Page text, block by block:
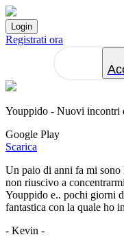
Registrati ora
Youppido - Nuovi incontri
Google Play
Scarica
Un paio di anni fa mi sono
non riuscivo a
Youppido e.. pochi giorni
fantastica con la quale ho
- Kevin -